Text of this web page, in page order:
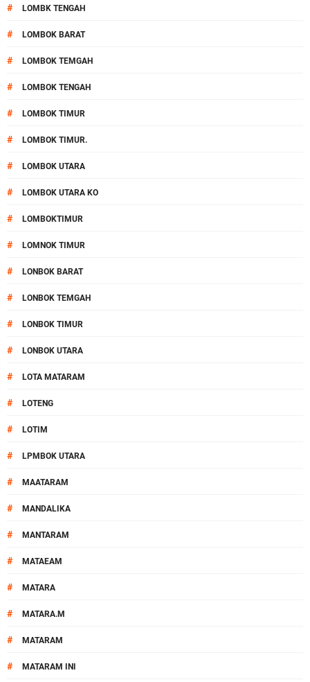
# LOMBK TENGAH
# LOMBOK BARAT
# LOMBOK TEMGAH
# LOMBOK TENGAH
# LOMBOK TIMUR
# LOMBOK TIMUR.
# LOMBOK UTARA
# LOMBOK UTARA KO
# LOMBOKTIMUR
# LOMNOK TIMUR
# LONBOK BARAT
# LONBOK TEMGAH
# LONBOK TIMUR
# LONBOK UTARA
# LOTA MATARAM
# LOTENG
# LOTIM
# LPMBOK UTARA
# MAATARAM
# MANDALIKA
# MANTARAM
# MATAEAM
# MATARA
# MATARA.M
# MATARAM
# MATARAM INI